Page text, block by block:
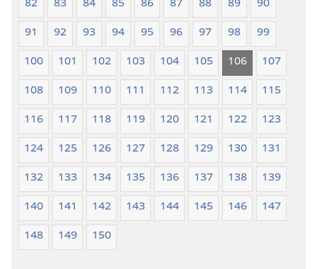
82
83 84 85 86 87 88 89
90
91
92 93 94 95 96 97 98
99
100
101 102 103 104 105 106
107
108
109 110 111 112 113 114
115
116
117 118 119 120 121 122
123
124
125 126 127 128 129 130
131
132
133 134 135 136 137 138
139
140
141 142 143 144 145 146
147
148
149 150